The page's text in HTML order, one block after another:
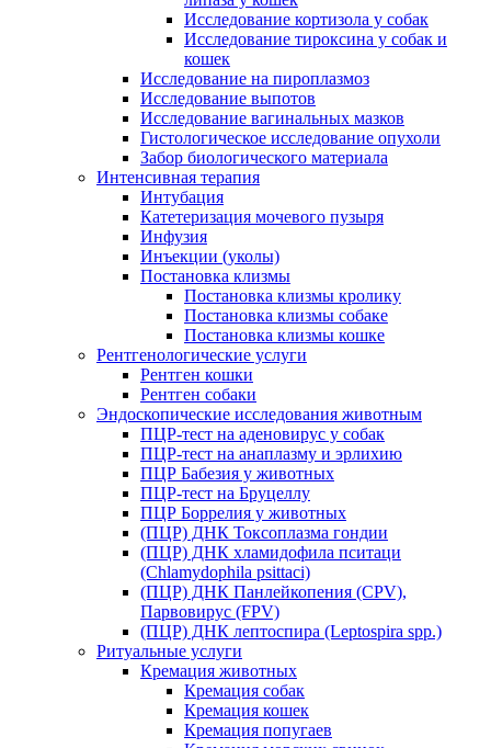
Исследование кортизола у собак
Исследование тироксина у собак и
кошек
Исследование на пироплазмоз
Исследование выпотов
Исследование вагинальных мазков
Гистологическое исследование опухоли
Забор биологического материала
Интенсивная терапия
Интубация
Катетеризация мочевого пузыря
Инфузия
Инъекции (уколы)
Постановка клизмы
Постановка клизмы кролику
Постановка клизмы собаке
Постановка клизмы кошке
Рентгенологические услуги
Рентген кошки
Рентген собаки
Эндоскопические исследования животным
ПЦР-тест на аденовирус у собак
ПЦР-тест на анаплазму и эрлихию
ПЦР Бабезия у животных
ПЦР-тест на Бруцеллу
ПЦР Боррелия у животных
(ПЦР) ДНК Токсоплазма гондии
(ПЦР) ДНК хламидофила пситаци
(Chlamydophila psittaci)
(ПЦР) ДНК Панлейкопения (CPV),
Парвовирус (FPV)
(ПЦР) ДНК лептоспира (Leptospira spp.)
Ритуальные услуги
Кремация животных
Кремация собак
Кремация кошек
Кремация попугаев